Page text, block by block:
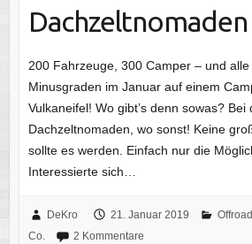
Dachzeltnomaden
200 Fahrzeuge, 300 Camper – und
Minusgraden im Januar auf einem
Vulkaneifel! Wo gibt’s denn sowas? Bei
Dachzeltnomaden, wo sonst! Keine
sollte es werden. Einfach nur die
Interessierte sich…
DeKro 21. Januar 2019
Co.
2 Kommentare